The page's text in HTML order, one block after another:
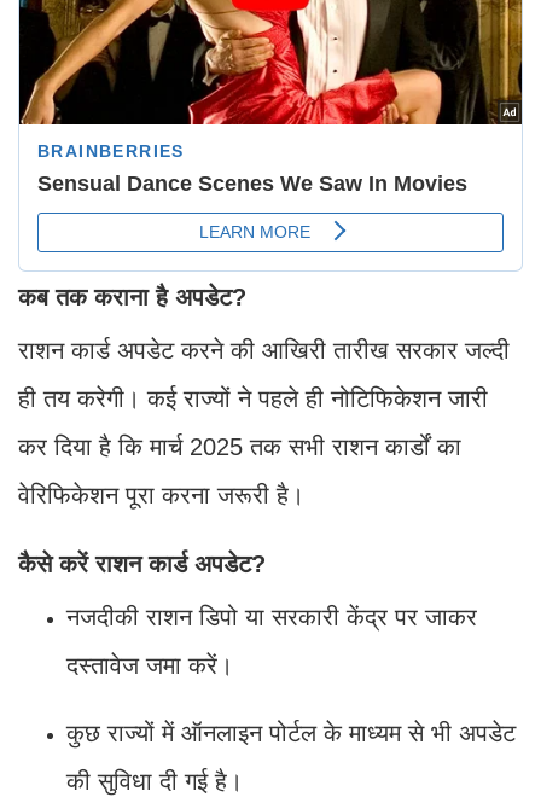
कब तक कराना है अपडेट?
राशन कार्ड अपडेट करने की आखिरी तारीख सरकार जल्दी
ही तय करेगी। कई राज्यों ने पहले ही नोटिफिकेशन जारी
कर दिया है कि मार्च 2025 तक सभी राशन कार्डों का
वेरिफिकेशन पूरा करना जरूरी है।
कैसे करें राशन कार्ड अपडेट?
नजदीकी राशन डिपो या सरकारी केंद्र पर जाकर
दस्तावेज जमा करें।
कुछ राज्यों में ऑनलाइन पोर्टल के माध्यम से भी अपडेट
की सुविधा दी गई है।